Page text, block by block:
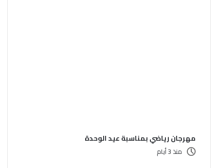
مهرجان رياضي بمناسبة عيد الوحدة
منذ 3 أيام